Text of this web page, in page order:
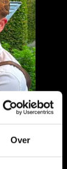
Over